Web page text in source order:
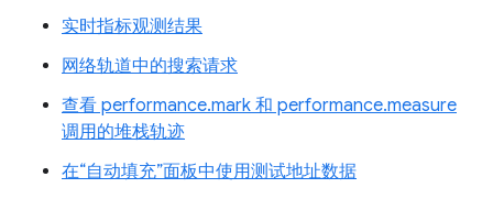
实时指标观测结果
网络轨道中的搜索请求
查看 performance.mark 和 performance.measure
调用的堆栈轨迹
在“自动填充”面板中使用测试地址数据